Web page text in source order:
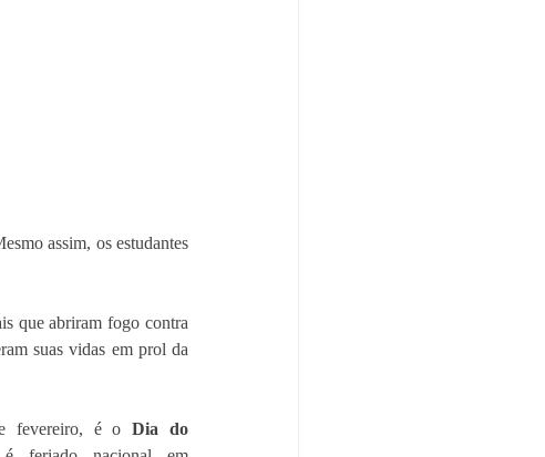
assim, os estudantes
que abriram fogo contra
suas vidas em prol da
fevereiro, é o Dia do